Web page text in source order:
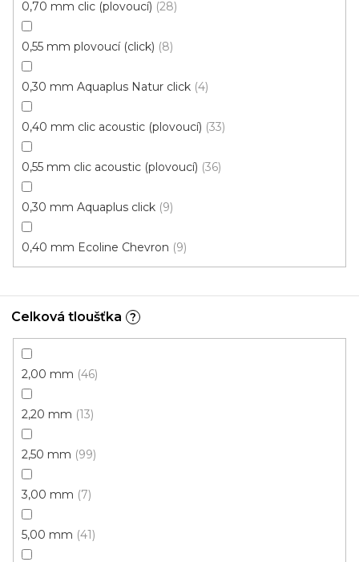
0,70 mm clic (plovoucí) 28
0,55 mm plovoucí (click) 8
0,30 mm Aquaplus Natur click 4
0,40 mm clic acoustic (plovoucí) 33
0,55 mm clic acoustic (plovoucí) 36
0,30 mm Aquaplus click 9
0,40 mm Ecoline Chevron 9
Celková tloušťka ?
2,00 mm 46
2,20 mm 13
2,50 mm 99
3,00 mm 7
5,00 mm 41
Vinylová podlaha PALLADIUM 40 French Oak
GreyDoprodej
od398 Kč/ m2
599 Kč
Click (plovoucí)